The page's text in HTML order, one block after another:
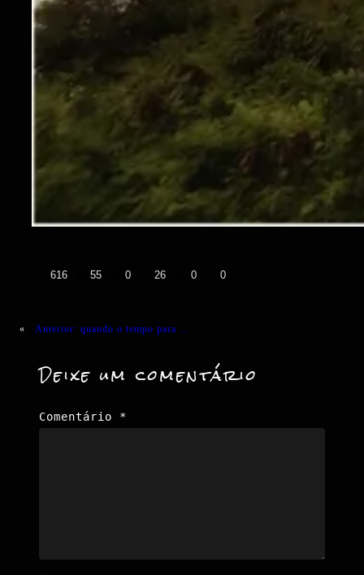
616 55 0 26 0 0
« Anterior: quando o tempo para …
Deixe um comentário
Comentário *